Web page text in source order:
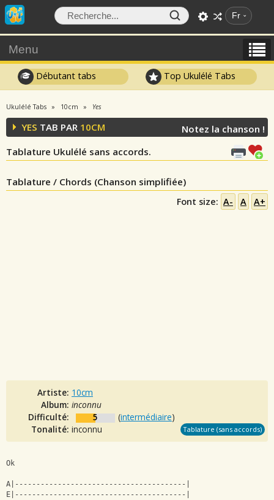
Fr
Menu
Débutant tabs Top Ukulélé Tabs
Ukulélé Tabs 10cm Yes
YES TAB PAR 10CM
Tablature Ukulélé sans accords.
Notez la chanson !
Tablature / Chords (Chanson simplifiée)
Font size: A- A A+
Artiste: 10cm
Album: inconnu
Difficulté:
5 (intermédiaire)
Tonalité: inconnu Tablature (sans accords)
Ok
A|----------------------------------------|
E|----------------------------------------|